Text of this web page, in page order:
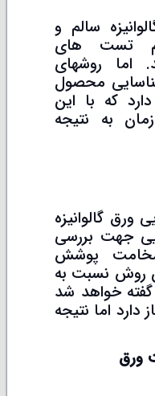
سالم و
تست های
اما روشهای
محصول
که با این
به نتیجه
گالوانیزه
جهت بررسی
پوشش
روش نسبت به
خواهد شد
دارد اما نتیجه
ورق